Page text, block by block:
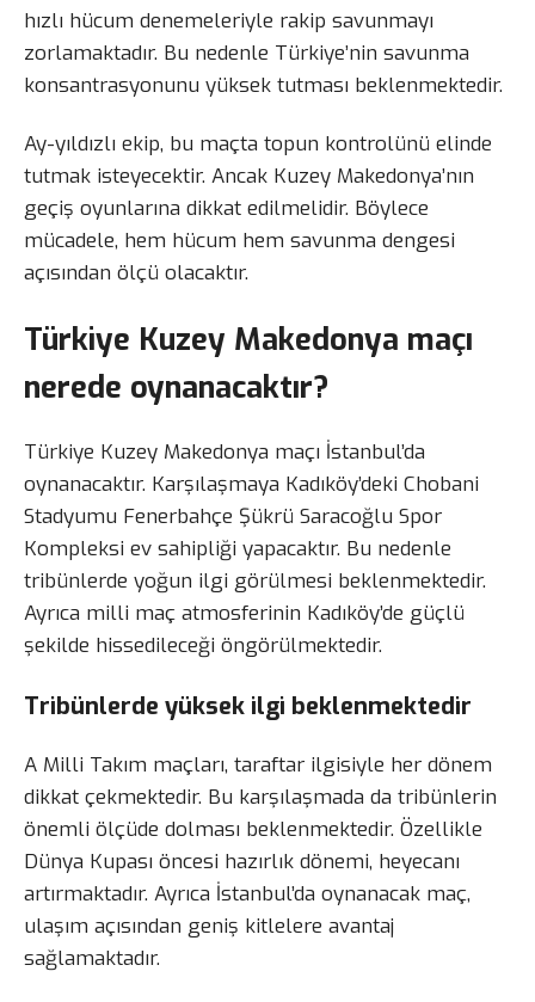
hızlı hücum denemeleriyle rakip savunmayı
zorlamaktadır. Bu nedenle Türkiye’nin savunma
konsantrasyonunu yüksek tutması beklenmektedir.
Ay-yıldızlı ekip, bu maçta topun kontrolünü elinde
tutmak isteyecektir. Ancak Kuzey Makedonya’nın
geçiş oyunlarına dikkat edilmelidir. Böylece
mücadele, hem hücum hem savunma dengesi
açısından ölçü olacaktır.
Türkiye Kuzey Makedonya maçı
nerede oynanacaktır?
Türkiye Kuzey Makedonya maçı İstanbul’da
oynanacaktır. Karşılaşmaya Kadıköy’deki Chobani
Stadyumu Fenerbahçe Şükrü Saracoğlu Spor
Kompleksi ev sahipliği yapacaktır. Bu nedenle
tribünlerde yoğun ilgi görülmesi beklenmektedir.
Ayrıca milli maç atmosferinin Kadıköy’de güçlü
şekilde hissedileceği öngörülmektedir.
Tribünlerde yüksek ilgi beklenmektedir
A Milli Takım maçları, taraftar ilgisiyle her dönem
dikkat çekmektedir. Bu karşılaşmada da tribünlerin
önemli ölçüde dolması beklenmektedir. Özellikle
Dünya Kupası öncesi hazırlık dönemi, heyecanı
artırmaktadır. Ayrıca İstanbul’da oynanacak maç,
ulaşım açısından geniş kitlelere avantaj
sağlamaktadır.